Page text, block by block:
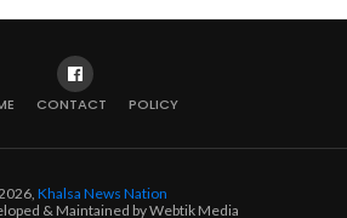
CONTACT POLICY
Khalsa News Nation
& Maintained by Webtik Media